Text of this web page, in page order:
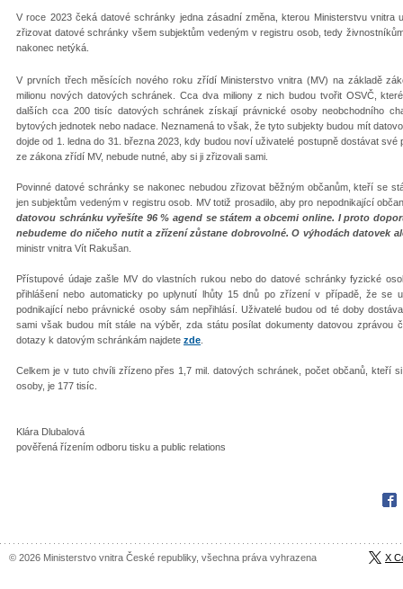
V roce 2023 čeká datové schránky jedna zásadní změna, kterou Ministerstvu vnitra
zřizovat datové schránky všem subjektům vedeným v registru osob, tedy
nakonec netýká.
V prvních třech měsících nového roku zřídí Ministerstvo vnitra (MV) na základě
milionu nových datových schránek. Cca dva miliony z nich budou tvořit OSVČ,
dalších cca 200 tisíc datových schránek získají právnické osoby neobchodního
bytových jednotek nebo nadace. Neznamená to však, že tyto subjekty budou mít
dojde od 1. ledna do 31. března 2023, kdy budou noví uživatelé postupně dostávat
ze zákona zřídí MV, nebude nutné, aby si ji zřizovali sami.
Povinné datové schránky se nakonec nebudou zřizovat běžným občanům, kteří se
jen subjektům vedeným v registru osob. MV totiž prosadilo, aby pro nepodnikající
datovou schránku vyřešíte 96 % agend se státem a obcemi online. I proto
nebudeme do ničeho nutit a zřízení zůstane dobrovolné. O výhodách datovek
ministr vnitra Vít Rakušan.
Přístupové údaje zašle MV do vlastních rukou nebo do datové schránky fyzické
přihlášení nebo automaticky po uplynutí lhůty 15 dnů po zřízení v případě, že se
podnikající nebo právnické osoby sám nepřihlásí. Uživatelé budou od té doby
sami však budou mít stále na výběr, zda státu posílat dokumenty datovou zprávou
dotazy k datovým schránkám najdete zde
Celkem je v tuto chvíli zřízeno přes 1,7 mil. datových schránek, počet občanů, kteří
osoby, je 177 tisíc.
Klára Dlubalová
pověřená řízením odboru tisku a public relations
© 2026 Ministerstvo vnitra České republiky, všechna práva vyhrazena X